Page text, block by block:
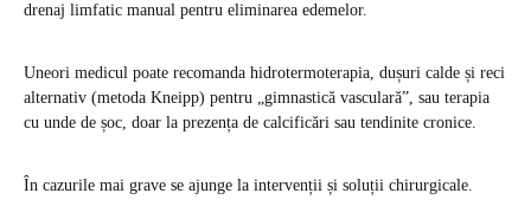
drenaj limfatic manual pentru eliminarea edemelor.
Uneori medicul poate recomanda hidrotermoterapia, dușuri calde și reci
alternativ (metoda Kneipp) pentru „gimnastică vasculară”, sau terapia
cu unde de șoc, doar la prezența de calcificări sau tendinite cronice.
În cazurile mai grave se ajunge la intervenții și soluții chirurgicale.